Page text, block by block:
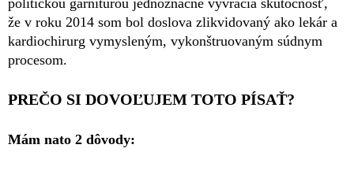
že v roku 2014 som bol doslova zlikvidovaný ako lekár a
kardiochirurg vymysleným, vykonštruovaným súdnym
procesom.
PREČO SI DOVOĽUJEM TOTO PÍSAŤ?
Mám nato 2 dôvody: